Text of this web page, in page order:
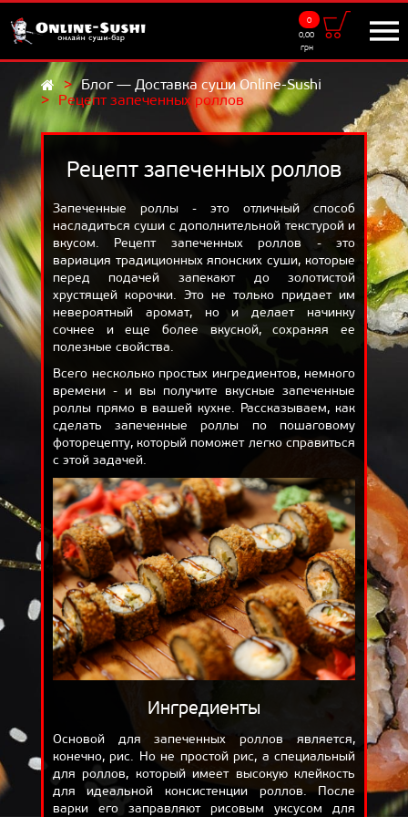
0
0,00
грн
Блог — Доставка суши Online-Sushi
Рецепт запеченных роллов
Рецепт запеченных роллов
Запеченные роллы - это отличный способ
насладиться суши с дополнительной текстурой и
вкусом. Рецепт запеченных роллов - это
вариация традиционных японских суши, которые
перед подачей запекают до золотистой
хрустящей корочки. Это не только придает им
невероятный аромат, но и делает начинку
сочнее и еще более вкусной, сохраняя ее
полезные свойства.
Всего несколько простых ингредиентов, немного
времени - и вы получите вкусные запеченные
роллы прямо в вашей кухне. Рассказываем, как
сделать запеченные роллы по пошаговому
фоторецепту, который поможет легко справиться
с этой задачей.
Ингредиенты
Основой для запеченных роллов является,
конечно, рис. Но не простой рис, а специальный
для роллов, который имеет высокую клейкость
для идеальной консистенции роллов. После
варки его заправляют рисовым уксусом для
Доставка
9:00 - 22:00
UKR
МЕНЮ
Суши-сеты
Суши
Салаты
Добавки
Напитки
АКЦИИ
ОТЗЫВЫ
КОРЗИНА
О НАС
БЛОГ